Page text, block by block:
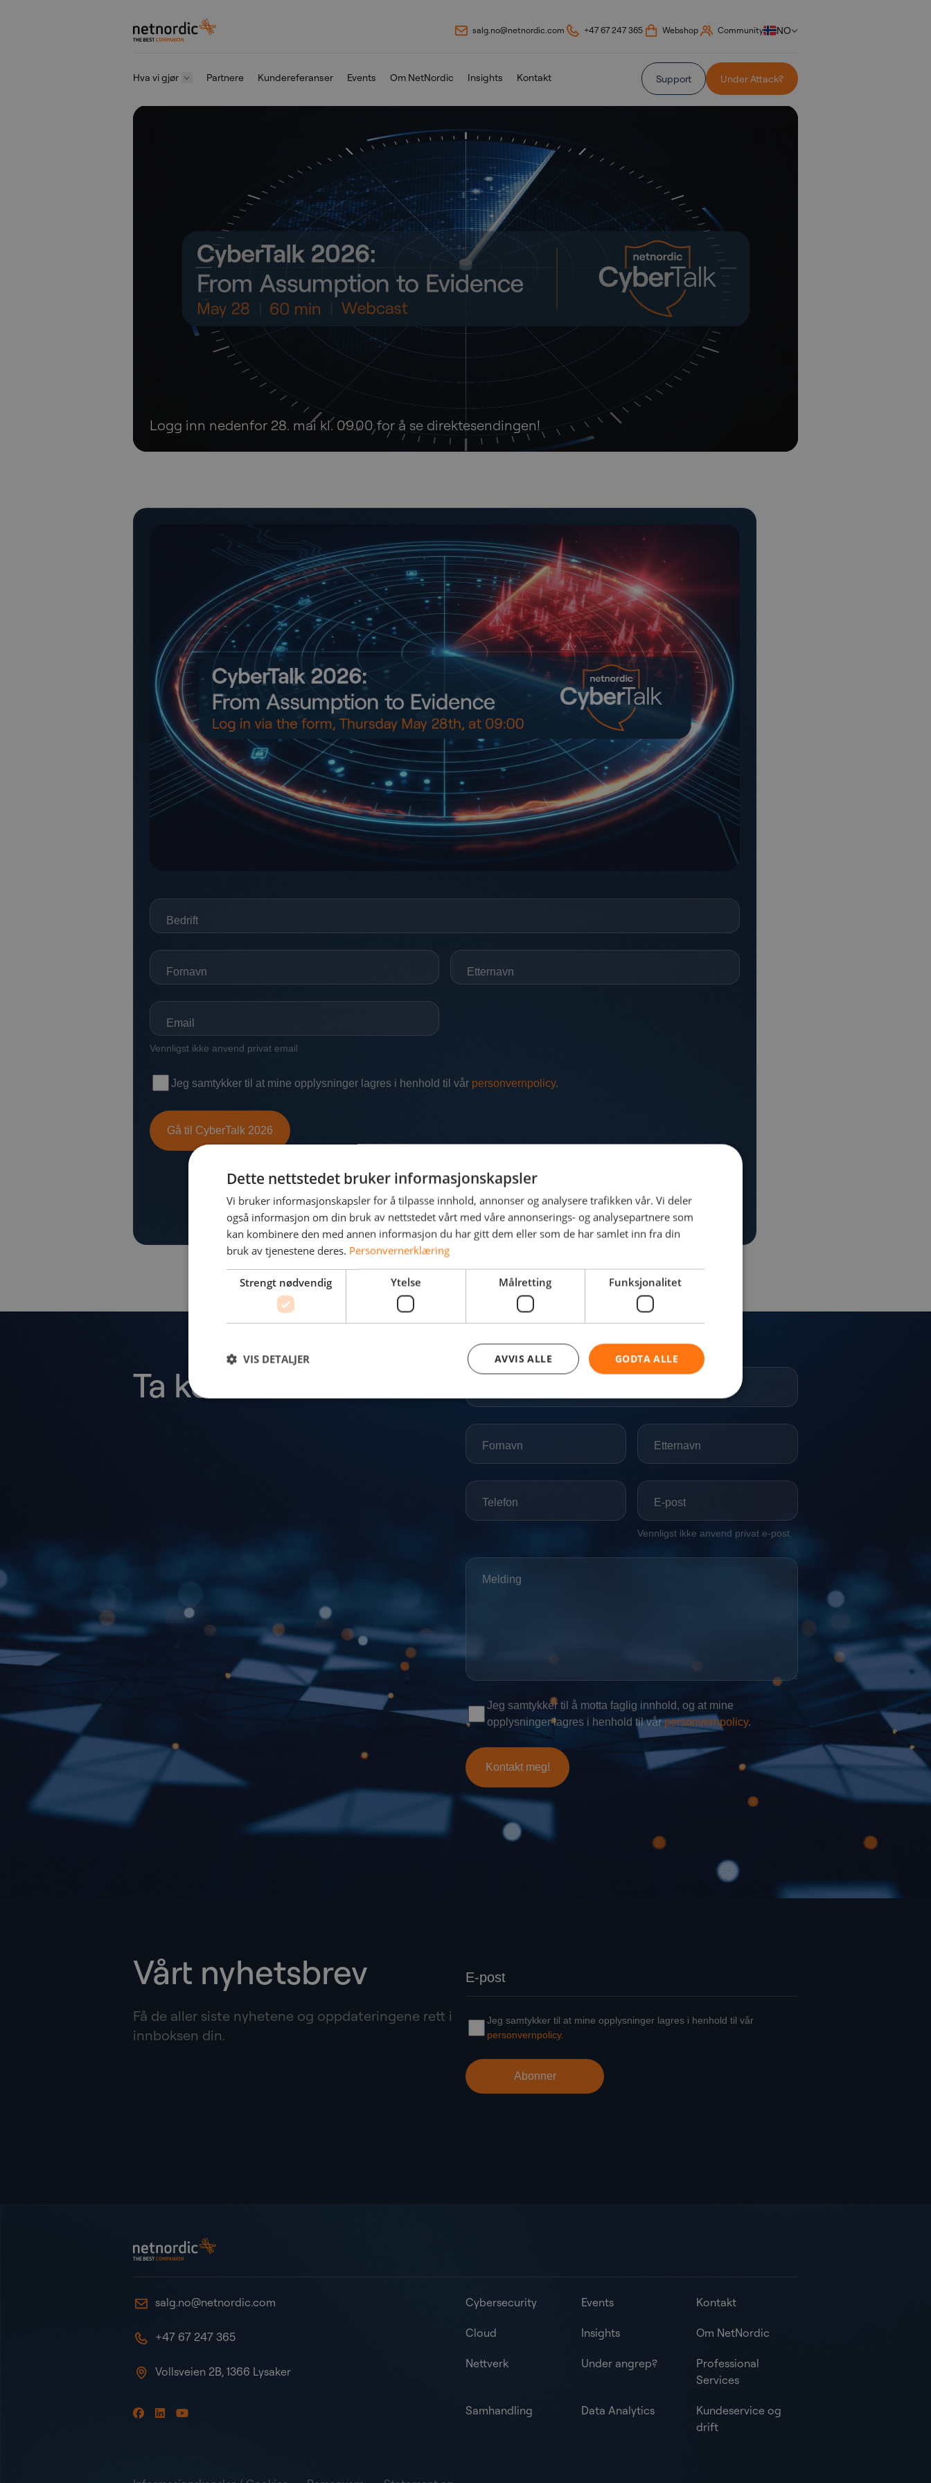
Gå til innhold
NetNordic Norway salg.no@netnordic.com +47 67 247 365 Webshop Community NO
Hva vi gjør Partnere Kundereferanser Events Om NetNordic Insights Kontakt Support Under Attack?
Logg inn nedenfor 28. mai kl. 09.00 for å se direktesendingen!
CyberTalk – Fra antagelse til bevis
Ta kontakt
Vårt nyhetsbrev
Få de aller siste nyhetene og oppdateringene rett i
innboksen din.
NetNordic Norway
salg.no@netnordic.com
+47 67 247 365
Vollsveien 2B, 1366 Lysaker
Cybersecurity Events Kontakt
Cloud Insights Om NetNordic
Nettverk Under angrep?
Professional
Services
Samhandling Data Analytics
Kundeservice og
drift
Dette nettstedet bruker informasjonskapsler
Vi bruker informasjonskapsler for å tilpasse innhold, annonser og analysere trafikken vår. Vi deler
også informasjon om din bruk av nettstedet vårt med våre annonserings- og analysepartnere som
kan kombinere den med annen informasjon du har gitt dem eller som de har samlet inn fra din
bruk av tjenestene deres. Personvernerklæring
Strengt nødvendig Ytelse Målretting Funksjonalitet
GODTA ALLE
AVVIS ALLE
VIS DETALJER